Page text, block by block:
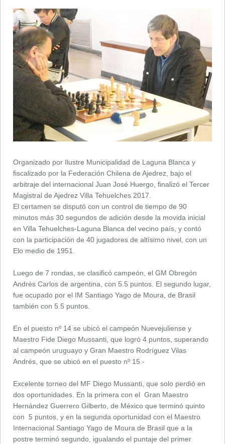
Organizado por Ilustre Municipalidad de Laguna Blanca y
fiscalizado por la Federación Chilena de Ajedrez, bajo el
arbitraje del internacional Juan José Huergo, finalizó el Tercer
Magistral de Ajedrez Villa Tehuelches 2017.
El certamen se disputó con un control de tiempo de 90
minutos más 30 segundos de adición desde la movida inicial
en Villa Tehuelches-Laguna Blanca del vecino país, y contó
con la participación de 40 jugadores de altísimo nivel, con un
Elo medio de 1951.
Luego de 7 rondas, se clasificó campeón, el GM Obregón
Andrés Carlos de argentina, con 5.5 puntos. El segundo lugar,
fue ocupado por el IM Santiago Yago de Moura, de Brasil
también con 5.5 puntos.
En el puesto nº 14 se ubicó el campeón Nuevejuliense y
Maestro Fide Diego Mussanti, que logró 4 puntos, superando
al campeón uruguayo y Gran Maestro Rodríguez Vilas
Andrés, que se ubicó en el puesto nº 15.-
Excelente torneo del MF Diego Mussanti, que solo perdió en
dos oportunidades. En la primera con el Gran Maestro
Hernández Guerrero Gilberto, de México que terminó quinto
con 5 puntos, y en la segunda oportunidad con el Maestro
Internacional Santiago Yago de Moura de Brasil que a la
postre terminó segundo, igualando el puntaje del primer